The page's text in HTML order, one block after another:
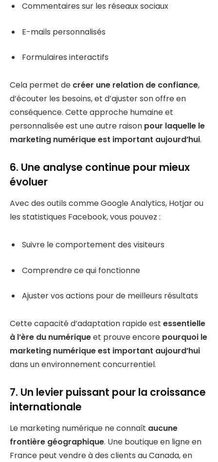
Commentaires sur les réseaux sociaux
E-mails personnalisés
Formulaires interactifs
Cela permet de créer une relation de confiance,
d’écouter les besoins, et d’ajuster son offre en
conséquence. Cette approche humaine et
personnalisée est une autre raison pour laquelle le
marketing numérique est important aujourd’hui.
6. Une analyse continue pour mieux
évoluer
Avec des outils comme Google Analytics, Hotjar ou
les statistiques Facebook, vous pouvez :
Suivre le comportement des visiteurs
Comprendre ce qui fonctionne
Ajuster vos actions pour de meilleurs résultats
Cette capacité d’adaptation rapide est essentielle
à l’ère du numériqueet prouve encore pourquoi le
marketing numérique est important aujourd’hui
dans un environnement concurrentiel.
7. Un levier puissant pour la croissance
internationale
Le marketing numérique ne connaît aucune
frontière géographique. Une boutique en ligne en
France peut vendre à des clients au Canada, en